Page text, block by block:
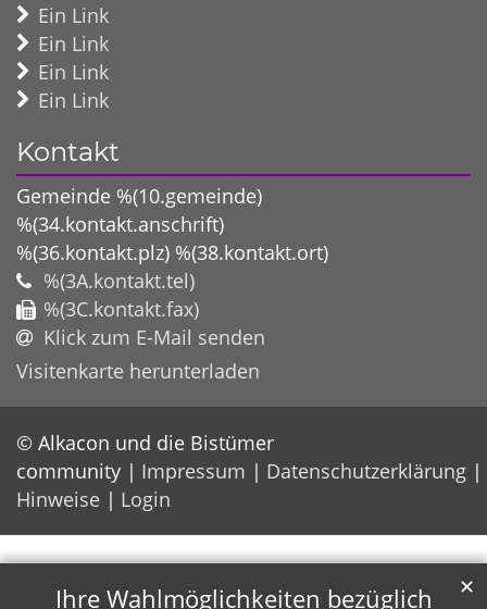
Ein Link
Ein Link
Ein Link
Ein Link
Kontakt
Gemeinde %(10.gemeinde)
%(34.kontakt.anschrift)
%(36.kontakt.plz) %(38.kontakt.ort)
%(3A.kontakt.tel)
%(3C.kontakt.fax)
Klick zum E-Mail senden
Visitenkarte herunterladen
© Alkacon und die Bistümer
community
Impressum
Datenschutzerklärung
Hinweise
Login
Ihre Wahlmöglichkeiten bezüglich ✕